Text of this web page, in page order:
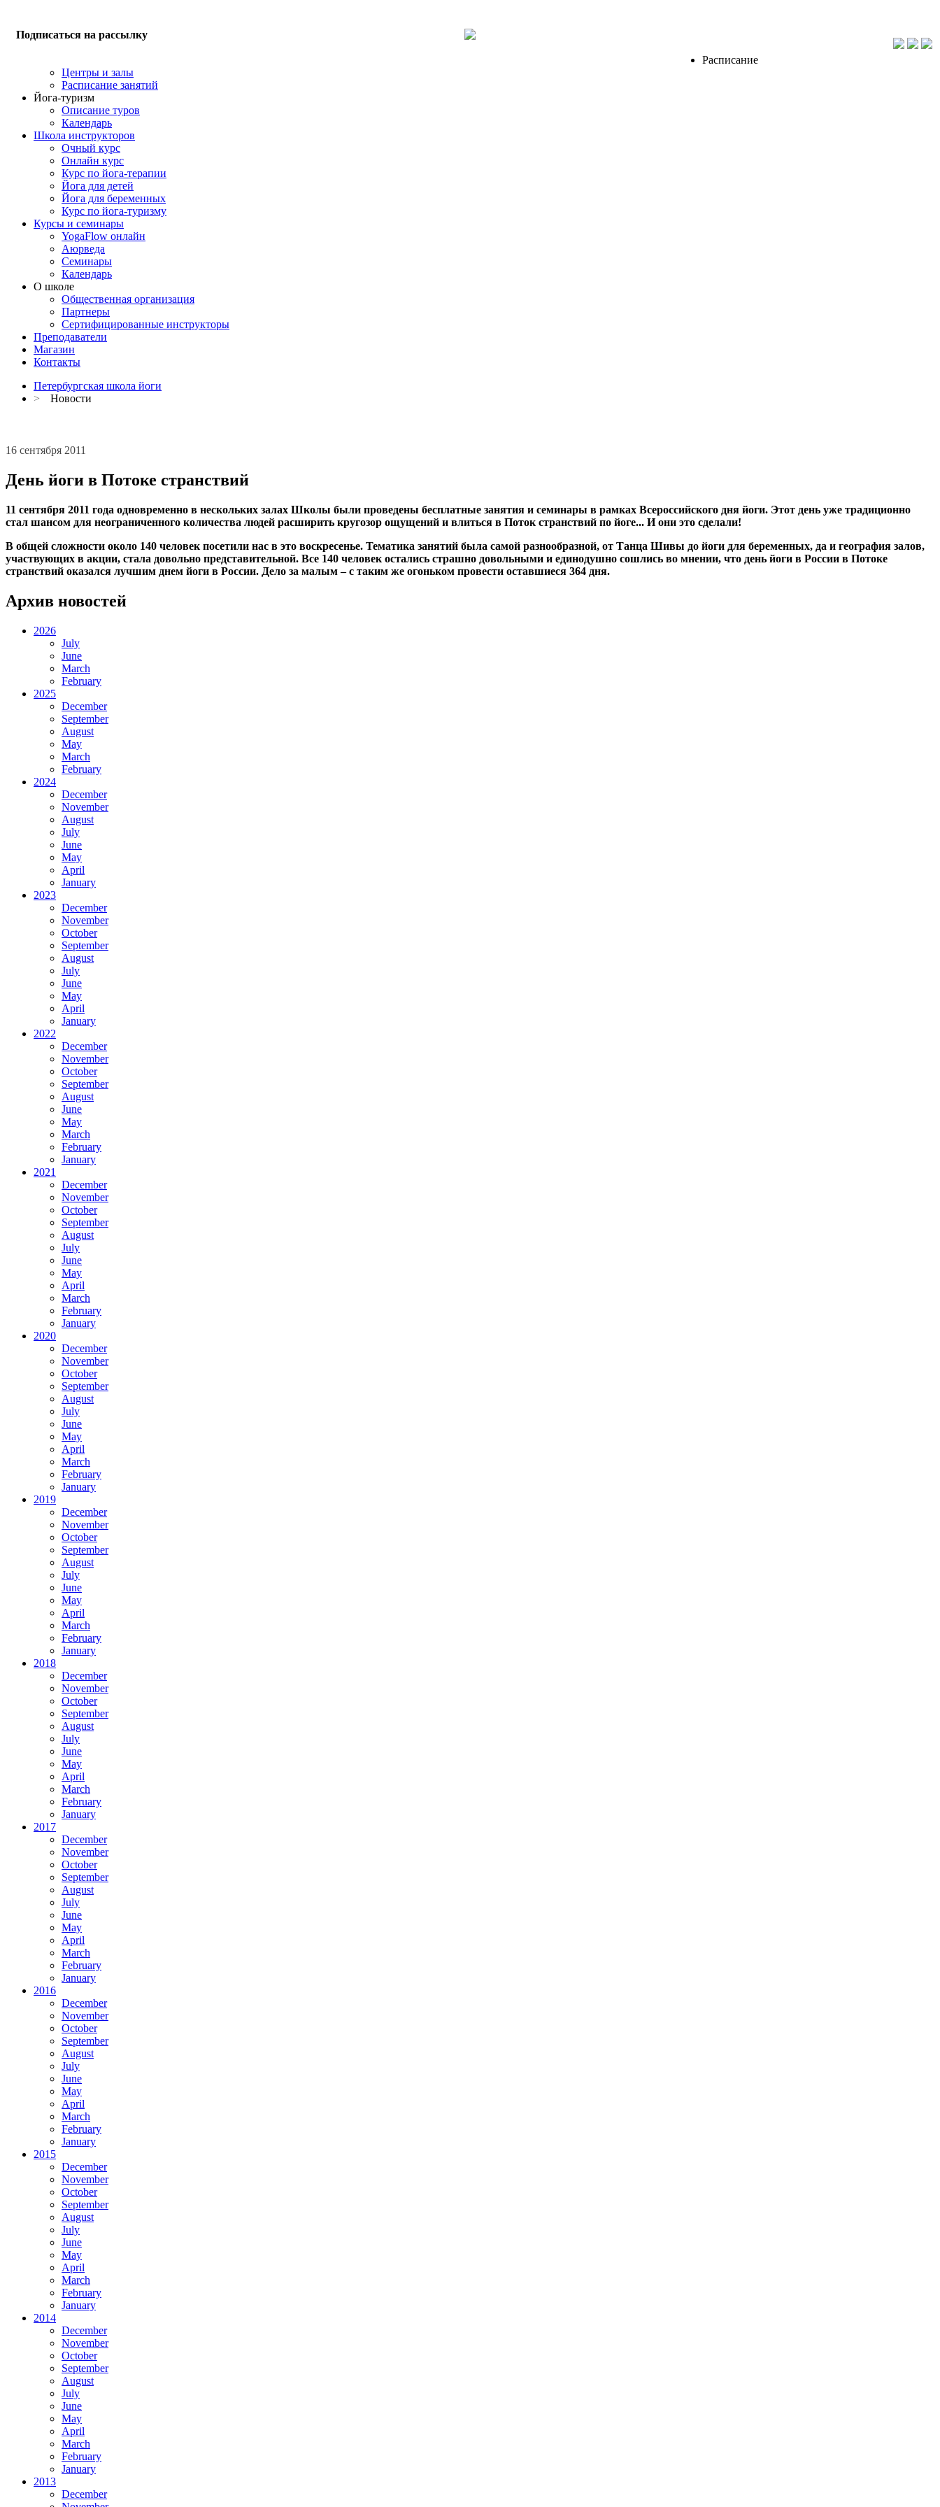
Подписаться на рассылку
Расписание
Центры и залы
Расписание занятий
Йога-туризм
Описание туров
Календарь
Школа инструкторов
Очный курс
Онлайн курс
Курс по йога-терапии
Йога для детей
Йога для беременных
Курс по йога-туризму
Курсы и семинары
YogaFlow онлайн
Аюрведа
Семинары
Календарь
О школе
Общественная организация
Партнеры
Сертифицированные инструкторы
Преподаватели
Магазин
Контакты
Петербургская школа йоги
>
Новости
16 сентября 2011
День йоги в Потоке странствий
11 сентября 2011 года одновременно в нескольких залах Школы были проведены бесплатные занятия и семинары в рамках Всероссийского дня йоги. Этот день уже традиционно
стал шансом для неограниченного количества людей расширить кругозор ощущений и влиться в Поток странствий по йоге... И они это сделали!
В общей сложности около 140 человек посетили нас в это воскресенье. Тематика занятий была самой разнообразной, от Танца Шивы до йоги для беременных, да и география залов,
участвующих в акции, стала довольно представительной. Все 140 человек остались страшно довольными и единодушно сошлись во мнении, что день йоги в России в Потоке
странствий оказался лучшим днем йоги в России. Дело за малым – с таким же огоньком провести оставшиеся 364 дня.
Архив новостей
2026
July
June
March
February
2025
December
September
August
May
March
February
2024
December
November
August
July
June
May
April
January
2023
December
November
October
September
August
July
June
May
April
January
2022
December
November
October
September
August
June
May
March
February
January
2021
December
November
October
September
August
July
June
May
April
March
February
January
2020
December
November
October
September
August
July
June
May
April
March
February
January
2019
December
November
October
September
August
July
June
May
April
March
February
January
2018
December
November
October
September
August
July
June
May
April
March
February
January
2017
December
November
October
September
August
July
June
May
April
March
February
January
2016
December
November
October
September
August
July
June
May
April
March
February
January
2015
December
November
October
September
August
July
June
May
April
March
February
January
2014
December
November
October
September
August
July
June
May
April
March
February
January
2013
December